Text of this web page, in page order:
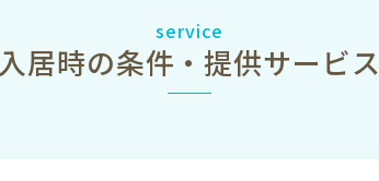
service
入居時の条件・提供サービス